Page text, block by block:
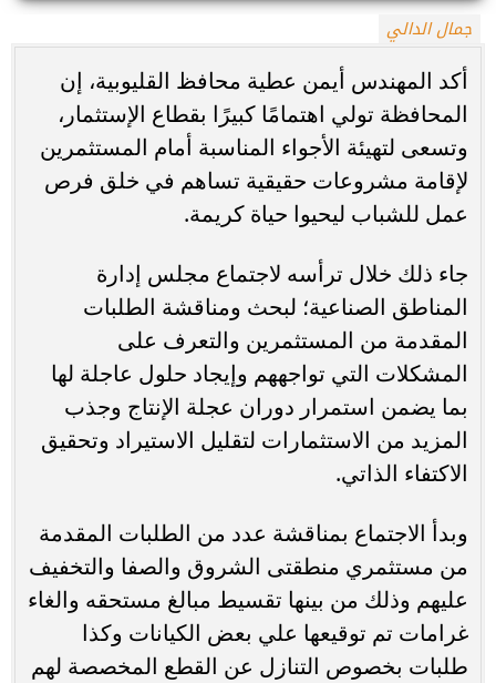
جمال الدالي
أكد المهندس أيمن عطية محافظ القليوبية، إن
المحافظة تولي اهتمامًا كبيرًا بقطاع الإستثمار،
وتسعى لتهيئة الأجواء المناسبة أمام المستثمرين
لإقامة مشروعات حقيقية تساهم في خلق فرص
عمل للشباب ليحيوا حياة كريمة.
جاء ذلك خلال ترأسه لاجتماع مجلس إدارة
المناطق الصناعية؛ لبحث ومناقشة الطلبات
المقدمة من المستثمرين والتعرف على
المشكلات التي تواجههم وإيجاد حلول عاجلة لها
بما يضمن استمرار دوران عجلة الإنتاج وجذب
المزيد من الاستثمارات لتقليل الاستيراد وتحقيق
الاكتفاء الذاتي.
وبدأ الاجتماع بمناقشة عدد من الطلبات المقدمة
من مستثمري منطقتى الشروق والصفا والتخفيف
عليهم وذلك من بينها تقسيط مبالغ مستحقه والغاء
غرامات تم توقيعها علي بعض الكيانات وكذا
طلبات بخصوص التنازل عن القطع المخصصة لهم